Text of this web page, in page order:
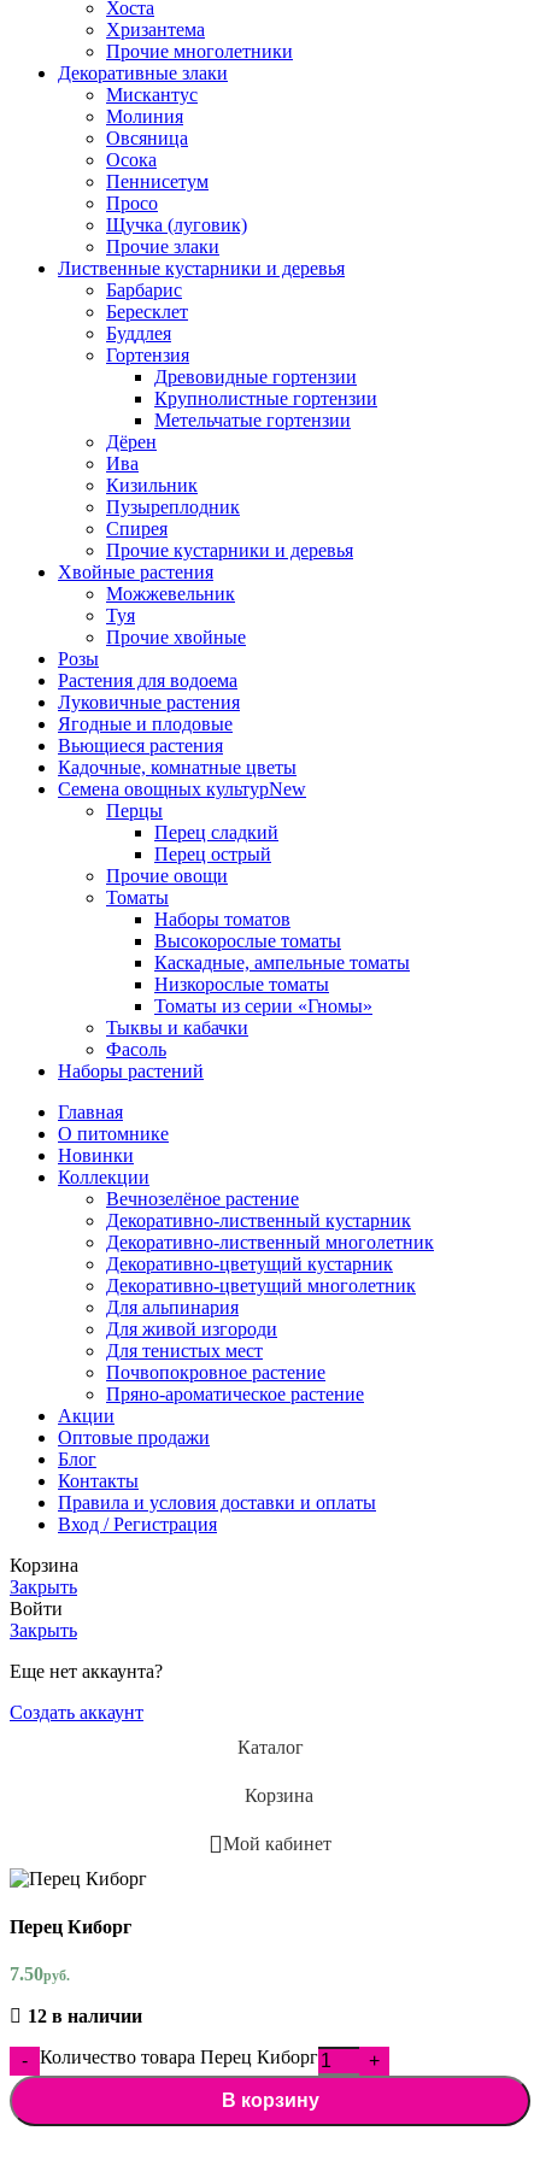
Хоста
Хризантема
Прочие многолетники
Декоративные злаки
Мискантус
Молиния
Овсяница
Осока
Пеннисетум
Просо
Щучка (луговик)
Прочие злаки
Лиственные кустарники и деревья
Барбарис
Бересклет
Буддлея
Гортензия
Древовидные гортензии
Крупнолистные гортензии
Метельчатые гортензии
Дёрен
Ива
Кизильник
Пузыреплодник
Спирея
Прочие кустарники и деревья
Хвойные растения
Можжевельник
Туя
Прочие хвойные
Розы
Растения для водоема
Луковичные растения
Ягодные и плодовые
Вьющиеся растения
Кадочные, комнатные цветы
Семена овощных культурNew
Перцы
Перец сладкий
Перец острый
Прочие овощи
Томаты
Наборы томатов
Высокорослые томаты
Каскадные, ампельные томаты
Низкорослые томаты
Томаты из серии «Гномы»
Тыквы и кабачки
Фасоль
Наборы растений
Главная
О питомнике
Новинки
Коллекции
Вечнозелёное растение
Декоративно-лиственный кустарник
Декоративно-лиственный многолетник
Декоративно-цветущий кустарник
Декоративно-цветущий многолетник
Для альпинария
Для живой изгороди
Для тенистых мест
Почвопокровное растение
Пряно-ароматическое растение
Акции
Оптовые продажи
Блог
Контакты
Правила и условия доставки и оплаты
Вход / Регистрация
Корзина
Закрыть
Войти
Закрыть
Еще нет аккаунта?
Создать аккаунт
Каталог
Корзина
Мой кабинет
Перец Киборг
7.50руб.
12 в наличии
Количество товара Перец Киборг
В корзину